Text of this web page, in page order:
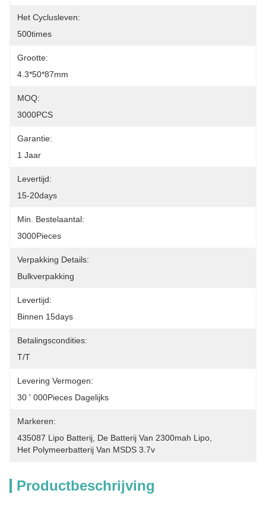
Het Cyclusleven:
500times
Grootte:
4.3*50*87mm
MOQ:
3000PCS
Garantie:
1 Jaar
Levertijd:
15-20days
Min. Bestelaantal:
3000Pieces
Verpakking Details:
Bulkverpakking
Levertijd:
Binnen 15days
Betalingscondities:
T/T
Levering Vermogen:
30 ' 000Pieces Dagelijks
Markeren:
435087 Lipo Batterij De Batterij Van 2300mah Lipo
Het Polymeerbatterij Van MSDS 3.7v
Productbeschrijving